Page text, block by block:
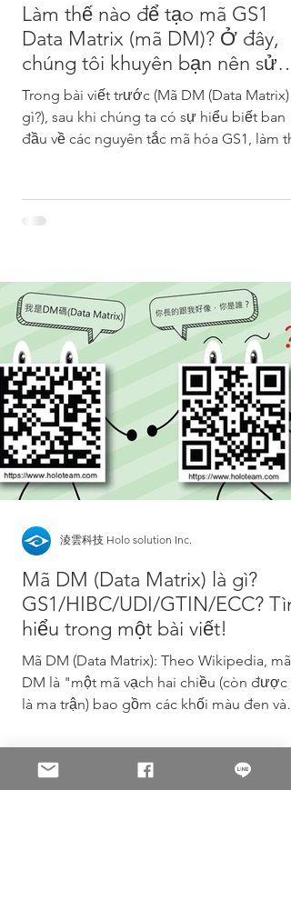
Làm thế nào để tạo mã GS1
Data Matrix (mã DM)? Ở đây,
chúng tôi khuyên bạn nên sử
dụng trình tạo trực tuyến miễn
phí!
Trong bài viết trước (Mã DM (Data Matrix)
gì?), sau khi chúng ta có sự hiểu biết ban
đầu về các nguyên tắc mã hóa GS1, làm
Mã DM (Data Matrix) là gì?
GS1/HIBC/UDI/GTIN/ECC? Tìm
hiểu trong một bài viết!
Mã DM (Data Matrix): Theo Wikipedia, mã
DM là "một mã vạch hai chiều (còn được
là ma trận) bao gồm các khối màu đen và
淩雲科技 Holo solution Inc.